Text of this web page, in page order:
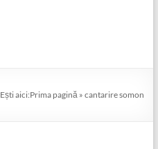
Ești aici:Prima pagină »cantarire somon